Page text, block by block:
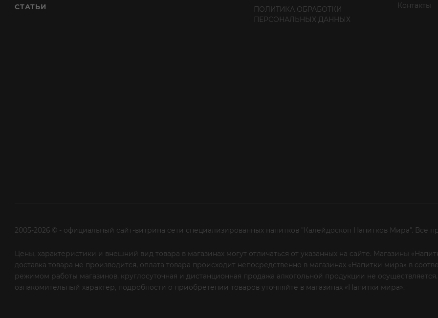
СТАТЬИ
ПОЛИТИКА ОБРАБОТКИ
ПЕРСОНАЛЬНЫХ ДАННЫХ
Контакты
2005-2026 © - официальный сайт-витрина сети специализированных напитков "Калейдоскоп Напитков Мира". Все
Цены, характеристики и внешний вид товара в магазинах могут отличаться от указанных на сайте. Магазины
доставка товара не производится, оплата товара происходит непосредственно в магазинах «Напитки мира» в
режимом работы магазинов, круглосуточная и дистанционная продажа алкогольной продукции не
ознакомительный характер, подробности о приобретении товаров уточняйте в магазинах «Напитки мира».